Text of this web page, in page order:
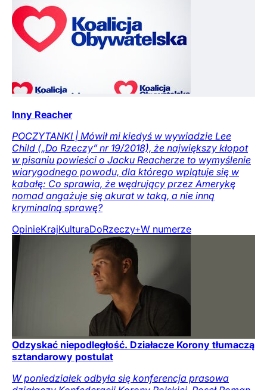
Inny Reacher
POCZYTANKI | Mówił mi kiedyś w wywiadzie Lee
Child („Do Rzeczy” nr 19/2018), że największy kłopot
w pisaniu powieści o Jacku Reacherze to wymyślenie
wiarygodnego powodu, dla którego wplątuje się w
kabałę: Co sprawia, że wędrujący przez Amerykę
nomad angażuje się akurat w taką, a nie inną
kryminalną sprawę?
OpinieKrajKulturaDoRzeczy+W numerze
Odzyskać niepodległość. Działacze Korony tłumaczą
sztandarowy postulat
W poniedziałek odbyła się konferencja prasowa